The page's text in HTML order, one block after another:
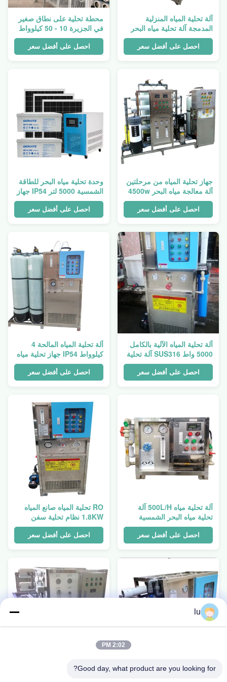
آلة تحلية المياه المنزلية
المدمجة آلة تحلية مياه البحر
1500 واط
احصل على أفضل سعر
محطة تحلية على نطاق صغير
في الجزيرة 10 - 50 كيلوواط
نظام تحلية التناضح العكسي
احصل على أفضل سعر
جهاز تحلية المياه من مرحلتين
آلة معالجة مياه البحر 4500w
احصل على أفضل سعر
وحدة تحلية مياه البحر للطاقة
الشمسية 5000 لتر IP54 جهاز
تحلية للمركب
احصل على أفضل سعر
آلة تحلية المياه الآلية بالكامل
5000 واط SUS316 آلة تحلية
المياه الصناعية
احصل على أفضل سعر
آلة تحلية المياه المالحة 4
كيلوواط IP54 جهاز تحلية مياه
البحر
احصل على أفضل سعر
آلة تحلية مياه 500L/H آلة
تحلية مياه البحر الشمسية
1500W
احصل على أفضل سعر
RO تحلية المياه صانع المياه
1.8KW نظام تحلية سفن
التناضح العكسي
احصل على أفضل سعر
آلة تحلية المياه المحمولة 1
15 طن نظام تحلية مياه البحر
lu
2:02 PM
Good day, what product are you looking for?